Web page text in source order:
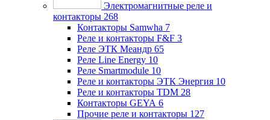
Электромагнитные реле и
контакторы 268
Контакторы Samwha 7
Реле и контакторы F&F 3
Реле ЭТК Меандр 65
Реле Line Energy 10
Реле Smartmodule 10
Реле и контакторы ЭТК Энергия 10
Реле и контакторы TDM 28
Контакторы GEYA 6
Прочие реле и контакторы 127